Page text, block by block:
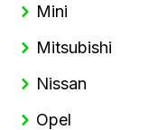
Mini
Mitsubishi
Nissan
Opel